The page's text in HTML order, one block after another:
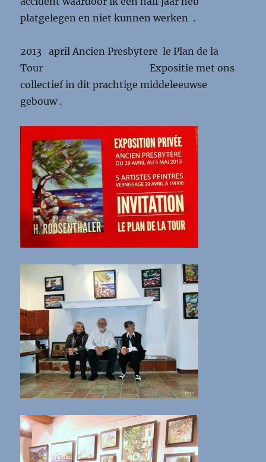
platgelegen en niet kunnen werken .
2013 april Ancien Presbytere le Plan de la
Tour Expositie met ons
collectief in dit prachtige middeleeuwse
gebouw .